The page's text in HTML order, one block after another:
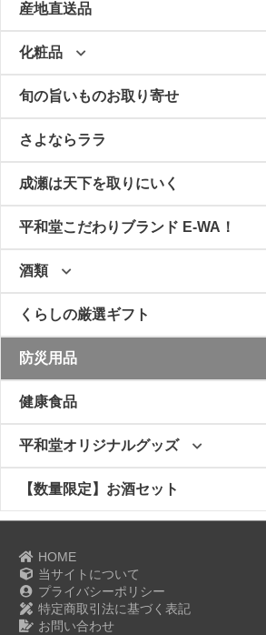
産地直送品
化粧品
旬の旨いものお取り寄せ
さよならララ
成瀬は天下を取りにいく
平和堂こだわりブランド E-WA！
酒類
くらしの厳選ギフト
防災用品
健康食品
平和堂オリジナルグッズ
【数量限定】お酒セット
HOME
当サイトについて
プライバシーポリシー
特定商取引法に基づく表記
お問い合わせ